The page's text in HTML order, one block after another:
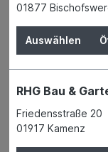
Der Preis
angezeigt.
Zum
Verfügbarkeit
Derzeit in
Produktnummer:
01877
Auswählen
RHG Bau &
Friedensstraße 20
01917 Kamenz